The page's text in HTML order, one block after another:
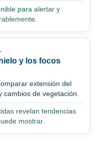
para alertar y
y los focos
extensión del
de vegetación.
revelan tendencias
mostrar.